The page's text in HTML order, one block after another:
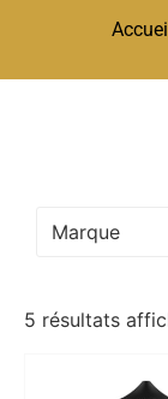
Marque
5 résultats